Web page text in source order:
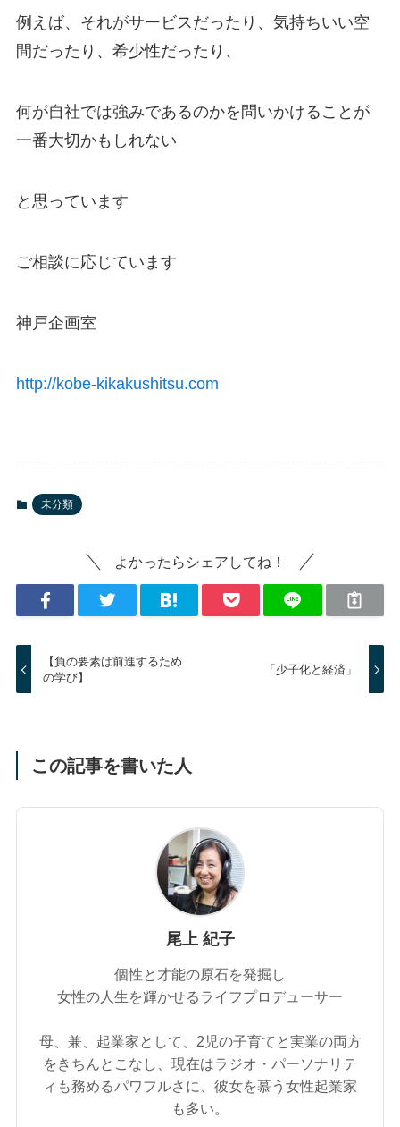
例えば、それがサービスだったり、気持ちいい空
間だったり、希少性だったり、
何が自社では強みであるのかを問いかけることが
一番大切かもしれない
と思っています
ご相談に応じています
神戸企画室
http://kobe-kikakushitsu.com
未分類
よかったらシェアしてね！
【負の要素は前進するため
の学び】
「少子化と経済」
この記事を書いた人
尾上 紀子
個性と才能の原石を発掘し
女性の人生を輝かせるライフプロデューサー
母、兼、起業家として、2児の子育てと実業の両方
をきちんとこなし、現在はラジオ・パーソナリテ
ィも務めるパワフルさに、彼女を慕う女性起業家
も多い。